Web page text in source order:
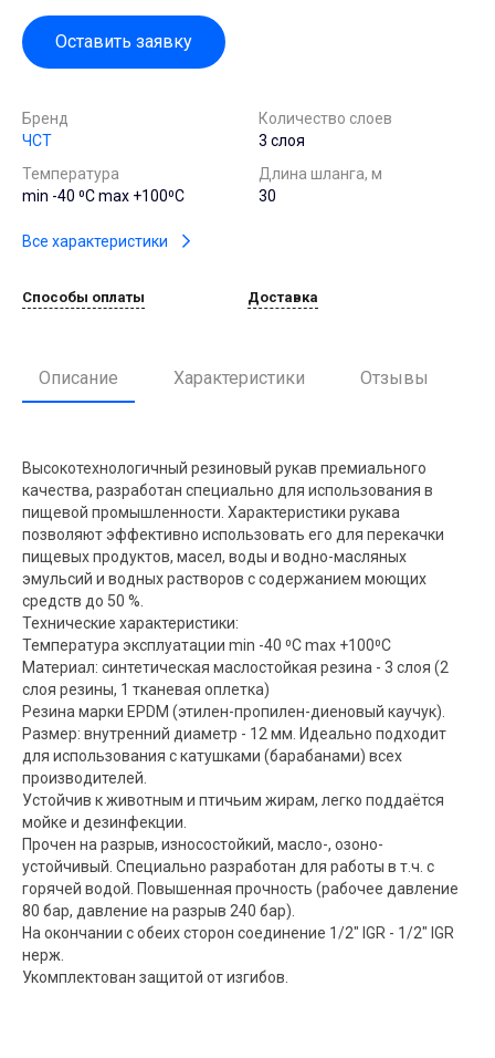
Оставить заявку
Бренд
ЧСТ
Количество слоев
3 слоя
Температура
min -40 ⁰С max +100⁰С
Длина шланга, м
30
Все характеристики
Способы оплаты Доставка
Описание Характеристики Отзывы
Высокотехнологичный резиновый рукав премиального
качества, разработан специально для использования в
пищевой промышленности. Характеристики рукава
позволяют эффективно использовать его для перекачки
пищевых продуктов, масел, воды и водно-масляных
эмульсий и водных растворов с содержанием моющих
средств до 50 %.
Технические характеристики:
Температура эксплуатации min -40 ⁰С max +100⁰С
Материал: синтетическая маслостойкая резина - 3 слоя (2
слоя резины, 1 тканевая оплетка)
Резина марки EPDM (этилен-пропилен-диеновый каучук).
Размер: внутренний диаметр - 12 мм. Идеально подходит
для использования с катушками (барабанами) всех
производителей.
Устойчив к животным и птичьим жирам, легко поддаётся
мойке и дезинфекции.
Прочен на разрыв, износостойкий, масло-, озоно-
устойчивый. Специально разработан для работы в т.ч. с
горячей водой. Повышенная прочность (рабочее давление
80 бар, давление на разрыв 240 бар).
На окончании с обеих сторон соединение 1/2" IGR - 1/2" IGR
нерж.
Укомплектован защитой от изгибов.